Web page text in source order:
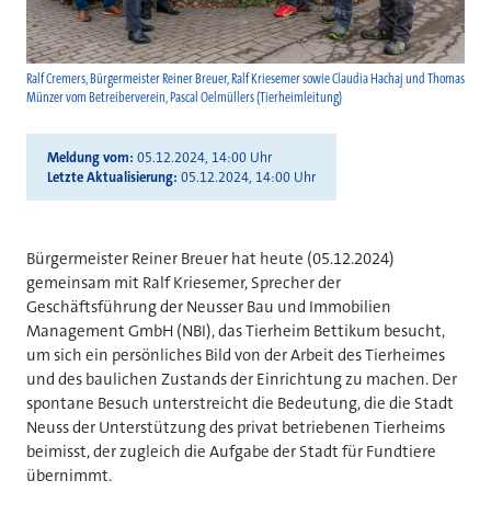
Ralf Cremers, Bürgermeister Reiner Breuer, Ralf Kriesemer sowie Claudia Hachaj und Thomas
Münzer vom Betreiberverein, Pascal Oelmüllers (Tierheimleitung)
Meldung vom 05.12.2024, 14:00 Uhr
Letzte Aktualisierung 05.12.2024, 14:00 Uhr
Bürgermeister Reiner Breuer hat heute (05.12.2024)
gemeinsam mit Ralf Kriesemer, Sprecher der
Geschäftsführung der Neusser Bau und Immobilien
Management GmbH (NBI), das Tierheim Bettikum besucht,
um sich ein persönliches Bild von der Arbeit des Tierheimes
und des baulichen Zustands der Einrichtung zu machen. Der
spontane Besuch unterstreicht die Bedeutung, die die Stadt
Neuss der Unterstützung des privat betriebenen Tierheims
beimisst, der zugleich die Aufgabe der Stadt für Fundtiere
übernimmt.